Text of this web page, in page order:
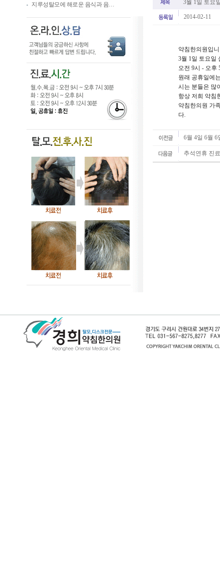
지루성탈모에 해로운 음식과 음…
3월 1일 토요
2014-02-11
약침한의원입
3월 1일 토요일
오전 9시 - 오후
원래 공휴일에
시는 분들은 많
항상 저희 약침
약침한의원 가
다.
6월 4일 6월
추석연휴 진